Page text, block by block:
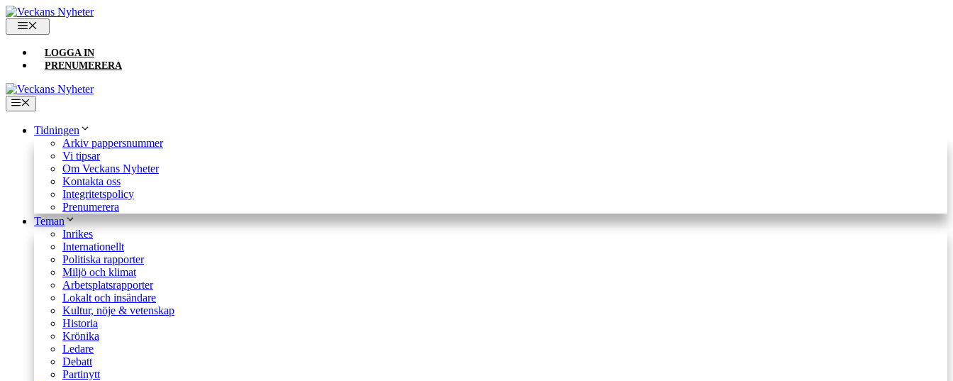
Hoppa
till
innehåll
LOGGA IN
PRENUMERERA
Meny
Tidningen
Arkiv pappersnummer
Vi tipsar
Om Veckans Nyheter
Kontakta oss
Integritetspolicy
Prenumerera
Teman
Inrikes
Internationellt
Politiska rapporter
Miljö och klimat
Arbetsplatsrapporter
Lokalt och insändare
Kultur, nöje & vetenskap
Historia
Krönika
Ledare
Debatt
Partinytt